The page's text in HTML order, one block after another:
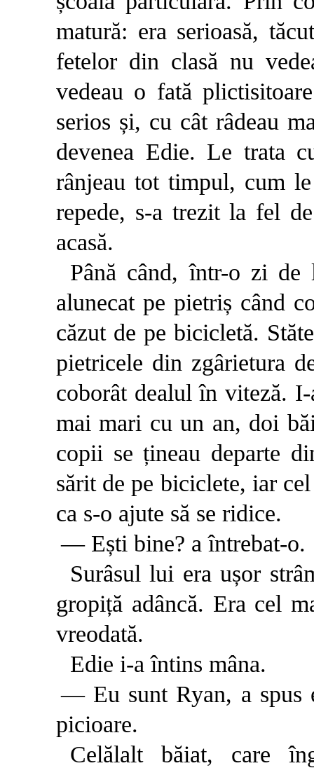
matură: era serioasă,
fetelor din clasă nu
vedeau o fată
serios și, cu cât râdeau
devenea Edie. Le trata
rânjeau tot timpul, cum
repede, s-a trezit la fel
acasă.
Până când, într-o zi de
alunecat pe pietriș când
căzut de pe bicicletă.
pietricele din zgârietura
coborât dealul în viteză.
mai mari cu un an, doi
copii se țineau departe
sărit de pe biciclete, iar
ca s-o ajute să se ridice.
— Ești bine? a întrebat-o.
Surâsul lui era ușor
gropiță adâncă. Era cel
vreodată.
Edie i-a întins mâna.
— Eu sunt Ryan, a spus
picioare.
Celălalt băiat, care